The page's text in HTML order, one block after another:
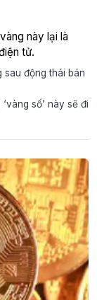
này lại là
tử.
sau động thái bán
số’ này sẽ đi